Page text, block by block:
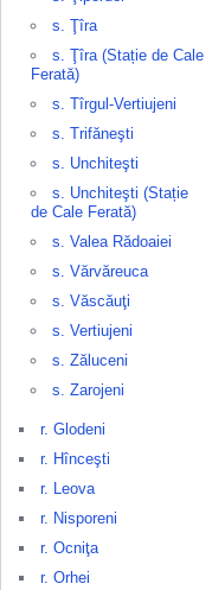
s. Ţîra
s. Ţîra (Stație de Cale
Ferată)
s. Tîrgul-Vertiujeni
s. Trifăneşti
s. Unchiteşti
s. Unchiteşti (Stație
de Cale Ferată)
s. Valea Rădoaiei
s. Vărvăreuca
s. Văscăuţi
s. Vertiujeni
s. Zăluceni
s. Zarojeni
r. Glodeni
r. Hînceşti
r. Leova
r. Nisporeni
r. Ocniţa
r. Orhei